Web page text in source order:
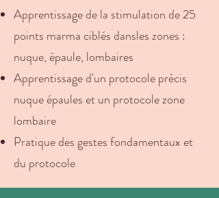
Apprentissage de la stimulation de 25
points marma ciblés dansles zones :
nuque, épaule, lombaires
Apprentissage d'un protocole précis
nuque épaules et un protocole zone
lombaire
Pratique des gestes fondamentaux et
du protocole